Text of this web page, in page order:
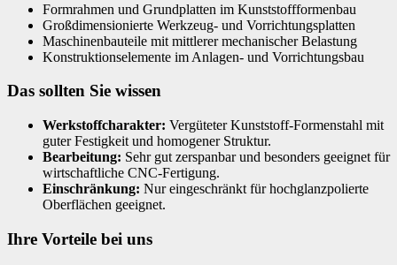
Formrahmen und Grundplatten im Kunststoffformenbau
Großdimensionierte Werkzeug- und Vorrichtungsplatten
Maschinenbauteile mit mittlerer mechanischer Belastung
Konstruktionselemente im Anlagen- und Vorrichtungsbau
Das sollten Sie wissen
Werkstoffcharakter: Vergüteter Kunststoff-Formenstahl mit
guter Festigkeit und homogener Struktur.
Bearbeitung: Sehr gut zerspanbar und besonders geeignet für
wirtschaftliche CNC-Fertigung.
Einschränkung: Nur eingeschränkt für hochglanzpolierte
Oberflächen geeignet.
Ihre Vorteile bei uns